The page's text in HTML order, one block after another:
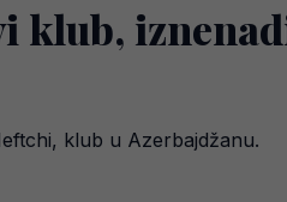
klub,
klub u Azerbajdžanu.